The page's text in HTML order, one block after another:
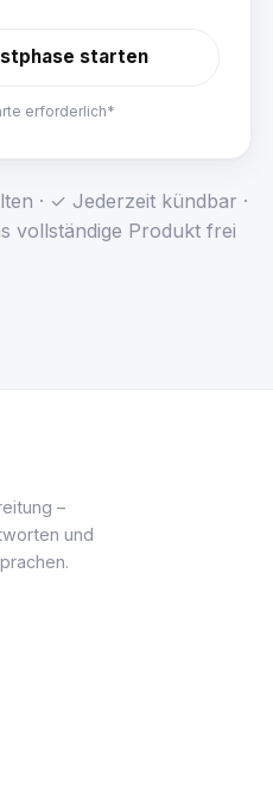
starten
erforderlich*
· ✓ Jederzeit kündbar ·
vollständige Produkt frei
–
und